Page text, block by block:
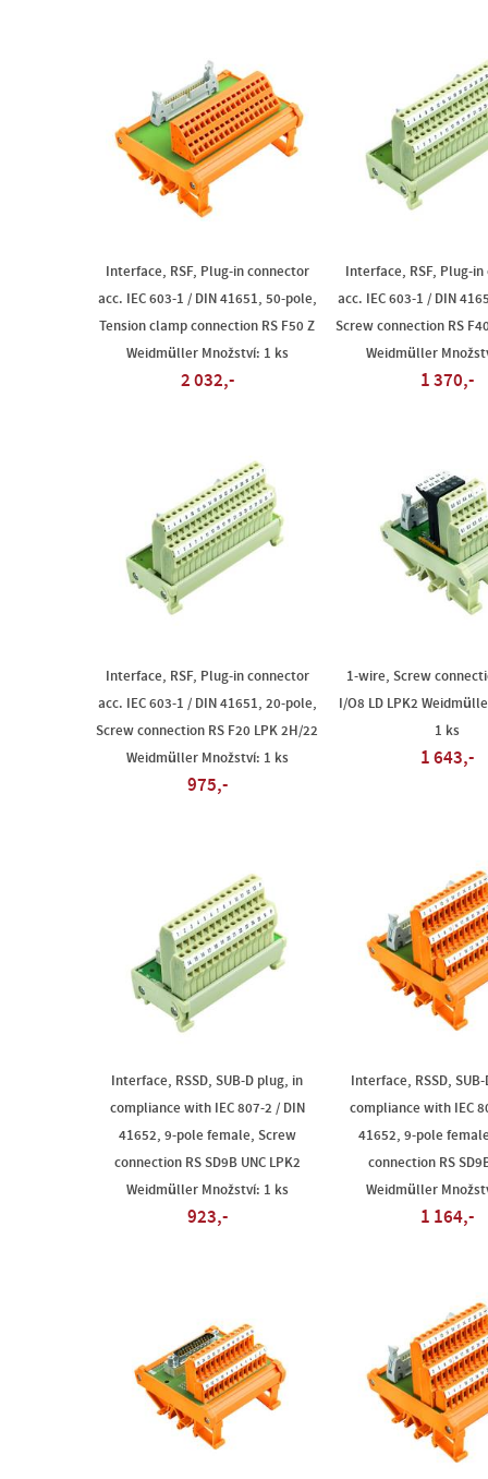
Interface, RSF, Plug-in connector
acc. IEC 603-1 / DIN 41651, 50-pole,
Tension clamp connection RS F50 Z
Weidmüller Množství: 1 ks
2 032,-
Interface, RSF, Plug-
acc. IEC 603-1 / DIN
Screw connection RS
Weidmüller
1 370,-
Interface, RSF, Plug-in connector
acc. IEC 603-1 / DIN 41651, 20-pole,
Screw connection RS F20 LPK 2H/22
Weidmüller Množství: 1 ks
975,-
1-wire, Screw
I/O8 LD LPK2
1 ks
1 643,-
Interface, RSSD, SUB-D plug, in
compliance with IEC 807-2 / DIN
41652, 9-pole female, Screw
connection RS SD9B UNC LPK2
Weidmüller Množství: 1 ks
923,-
Interface, RSSD,
compliance with IEC
41652, 9-pole
connection RS
Weidmüller
1 164,-